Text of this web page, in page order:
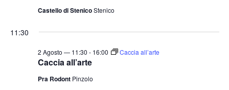
Castello di StenicoStenico
11:30
Caccia all’arte
2 Agosto — 11:30 - 16:00 Caccia all’arte
Pra Rodont Pinzolo